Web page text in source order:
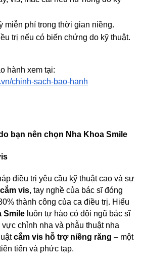
miễn phí trong thời gian niềng.
trị nếu có biến chứng do kỹ thuật.
hành xem tại:
chinh-sach-bao-hanh
bạn nên chọn Nha Khoa Smile
điều trị yêu cầu kỹ thuật cao và sự
vis, tay nghề của bác sĩ đóng
thành công của ca điều trị. Hiểu
Smile luôn tự hào có đội ngũ bác sĩ
chỉnh nha và phẫu thuật nha
cắm vis hỗ trợ niềng răng – một
tiến và phức tạp.